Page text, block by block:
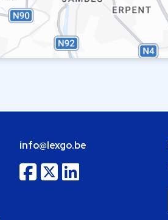
info@lexgo.be